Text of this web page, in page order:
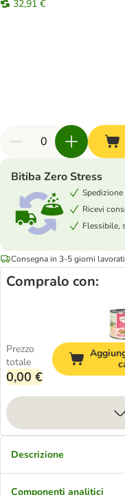
32,91 €
Bitiba Zero Stress
Ricevi
Flessibile,
Consegna in 3-5 giorni
Compralo con:
Prezzo
totale
0,00 €
Descrizione
Componenti analitici